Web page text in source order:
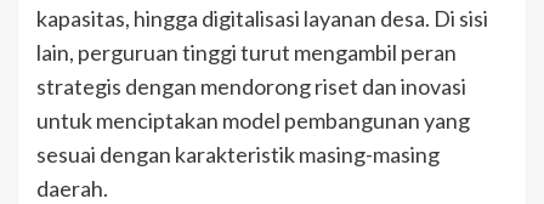
kapasitas, hingga digitalisasi layanan desa. Di sisi
lain, perguruan tinggi turut mengambil peran
strategis dengan mendorong riset dan inovasi
untuk menciptakan model pembangunan yang
sesuai dengan karakteristik masing-masing
daerah.